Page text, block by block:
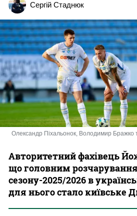
2 ліга
Різне
Букмекери
Казино
Сергій Стаднюк
Олександр Піхальонок, Володимир
Авторитетний фахівець
що головним
сезону-2025/2026 в
для нього стало київське